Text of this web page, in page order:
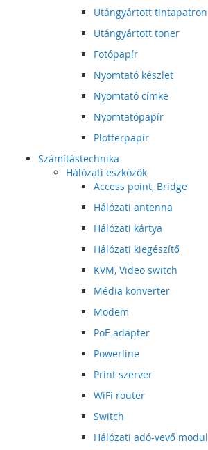
Utángyártott tintapatron
Utángyártott toner
Fotópapír
Nyomtató készlet
Nyomtató címke
Nyomtatópapír
Plotterpapír
Számítástechnika
Hálózati eszközök
Access point, Bridge
Hálózati antenna
Hálózati kártya
Hálózati kiegészítő
KVM, Video switch
Média konverter
Modem
PoE adapter
Powerline
Print szerver
WiFi router
Switch
Hálózati adó-vevő modul